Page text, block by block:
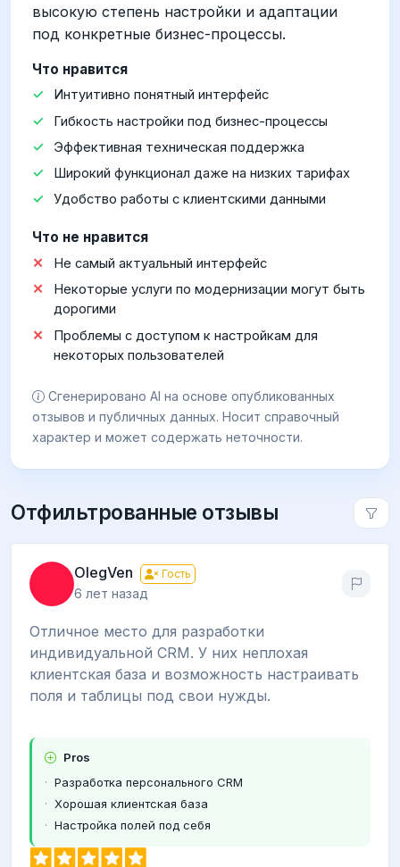
высокую степень настройки и адаптации
под конкретные бизнес-процессы.
Что нравится
Интуитивно понятный интерфейс
Гибкость настройки под бизнес-процессы
Эффективная техническая поддержка
Широкий функционал даже на низких тарифах
Удобство работы с клиентскими данными
Что не нравится
Не самый актуальный интерфейс
Некоторые услуги по модернизации могут быть
дорогими
Проблемы с доступом к настройкам для
некоторых пользователей
Сгенерировано AI на основе опубликованных
отзывов и публичных данных. Носит справочный
характер и может содержать неточности.
Отфильтрованные отзывы
OlegVen Гость
6 лет назад
Отличное место для разработки
индивидуальной CRM. У них неплохая
клиентская база и возможность настраивать
поля и таблицы под свои нужды.
Pros
Разработка персонального CRM
Хорошая клиентская база
Настройка полей под себя